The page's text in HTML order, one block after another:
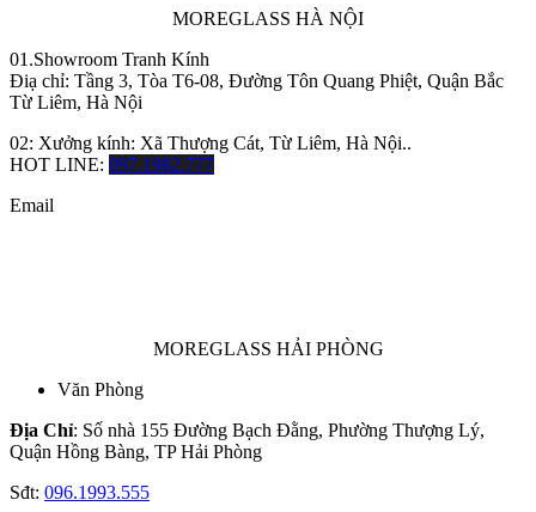
MOREGLASS HÀ NỘI
01.Showroom Tranh Kính
Điạ chỉ: Tầng 3, Tòa T6-08, Đường Tôn Quang Phiệt, Quận Bắc
Từ Liêm, Hà Nội
02: Xưởng kính: Xã Thượng Cát, Từ Liêm, Hà Nội..
HOT LINE: 097.1982.777
Email
MOREGLASS HẢI PHÒNG
Văn Phòng
Địa Chỉ: Số nhà 155 Đường Bạch Đằng, Phường Thượng Lý,
Quận Hồng Bàng, TP Hải Phòng
Sđt: 096.1993.555